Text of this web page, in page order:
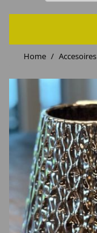
Home
Accesoires